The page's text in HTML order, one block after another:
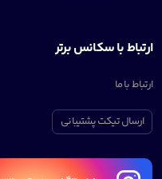
ارتباط با سکانس برتر
ارتباط با ما
ارسال تیکت پشتیبانی